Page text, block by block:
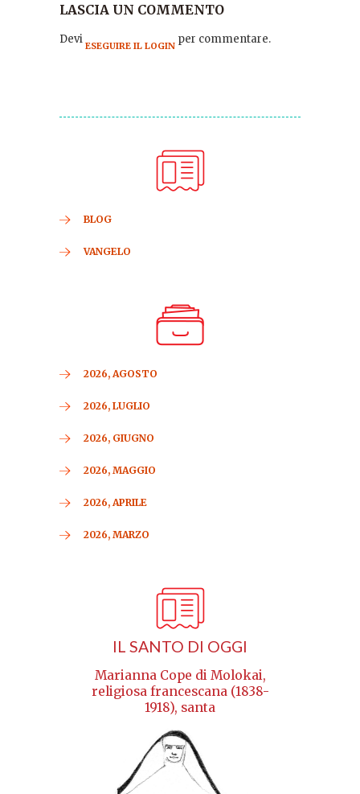
LASCIA UN COMMENTO
Devi ESEGUIRE IL LOGIN per commentare.
BLOG
VANGELO
2026, AGOSTO
2026, LUGLIO
2026, GIUGNO
2026, MAGGIO
2026, APRILE
2026, MARZO
IL SANTO DI OGGI
Marianna Cope di Molokai,
religiosa francescana (1838-
1918), santa